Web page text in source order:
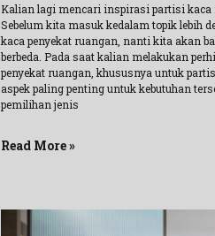
Kalian lagi mencari inspirasi partisi
Sebelum kita masuk kedalam topik lebih
kaca penyekat ruangan, nanti kita akan
berbeda. Pada saat kalian melakukan
penyekat ruangan, khususnya untuk
aspek paling penting untuk kebutuhan
pemilihan jenis
Read More »